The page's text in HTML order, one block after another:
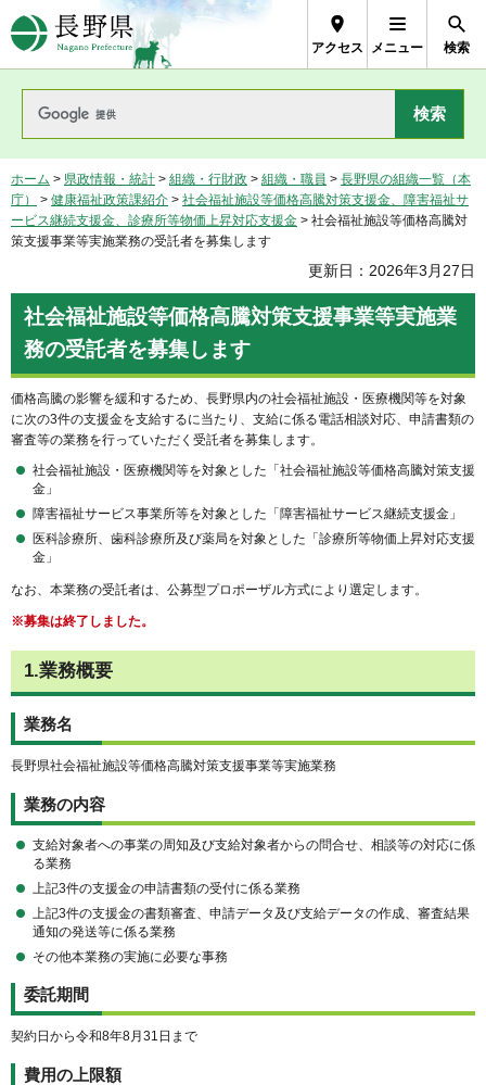
長野県Nagano Prefecture
アクセス メニュー 検索
ホーム > 県政情報・統計 > 組織・行財政 > 組織・職員 > 長野県の組織一覧（本
庁）
> 健康福祉政策課紹介 > 社会福祉施設等価格高騰対策支援金、障害福祉サ
ービス継続支援金、診療所等物価上昇対応支援金 > 社会福祉施設等価格高騰対
策支援事業等実施業務の受託者を募集します
更新日：2026年3月27日
社会福祉施設等価格高騰対策支援事業等実施業
務の受託者を募集します
価格高騰の影響を緩和するため、長野県内の社会福祉施設・医療機関等を対象
に次の3件の支援金を支給するに当たり、支給に係る電話相談対応、申請書類の
審査等の業務を行っていただく受託者を募集します。
社会福祉施設・医療機関等を対象とした「社会福祉施設等価格高騰対策支援
金」
障害福祉サービス事業所等を対象とした「障害福祉サービス継続支援金」
医科診療所、歯科診療所及び薬局を対象とした「診療所等物価上昇対応支援
金」
なお、本業務の受託者は、公募型プロポーザル方式により選定します。
※募集は終了しました。
1.業務概要
業務名
長野県社会福祉施設等価格高騰対策支援事業等実施業務
業務の内容
支給対象者への事業の周知及び支給対象者からの問合せ、相談等の対応に係
る業務
上記3件の支援金の申請書類の受付に係る業務
上記3件の支援金の書類審査、申請データ及び支給データの作成、審査結果
通知の発送等に係る業務
その他本業務の実施に必要な事務
委託期間
契約日から令和8年8月31日まで
費用の上限額